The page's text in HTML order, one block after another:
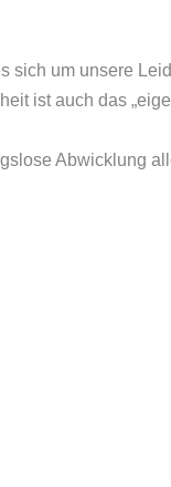
um unsere
ist auch das
Abwicklung